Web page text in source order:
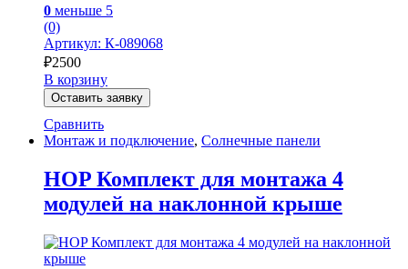
0 меньше 5
(0)
Артикул: К-089068
₽2500
В корзину
Оставить заявку
Сравнить
Монтаж и подключение, Солнечные панели
HOP Комплект для монтажа 4
модулей на наклонной крыше